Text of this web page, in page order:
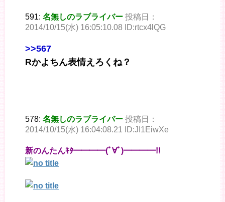
591: 名無しのラブライバー 投稿日：
2014/10/15(水) 16:05:10.08 ID:rtcx4lQG
>>567
Rかよちん表情えろくね？
578: 名無しのラブライバー 投稿日：
2014/10/15(水) 16:04:08.21 ID:JI1EiwXe
新のんたんｷﾀ━━━━(ﾟ∀ﾟ)━━━━!!